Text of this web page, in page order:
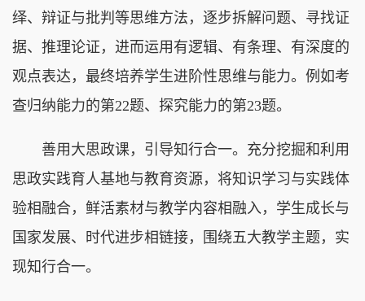
绎、辩证与批判等思维方法，逐步拆解问题、寻找证
据、推理论证，进而运用有逻辑、有条理、有深度的
观点表达，最终培养学生进阶性思维与能力。例如考
查归纳能力的第22题、探究能力的第23题。
善用大思政课，引导知行合一。充分挖掘和利用
思政实践育人基地与教育资源，将知识学习与实践体
验相融合，鲜活素材与教学内容相融入，学生成长与
国家发展、时代进步相链接，围绕五大教学主题，实
现知行合一。